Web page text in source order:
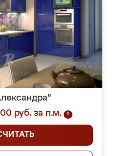
руб. за п.м.
?